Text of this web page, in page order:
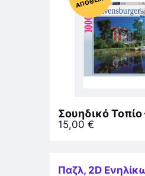
Σουηδικό
15,00 €
Παζλ, 2D